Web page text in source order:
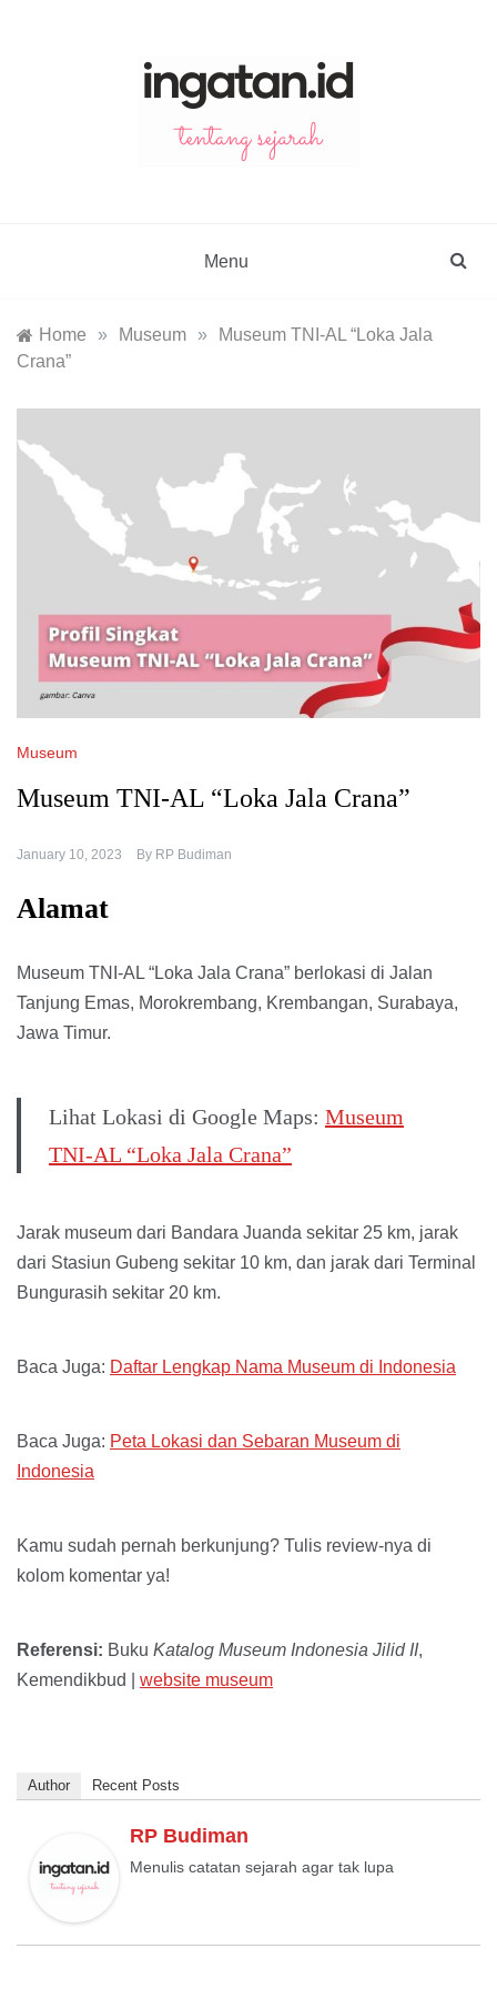
Menu
Home » Museum »
Museum TNI-AL “Loka Jala
Crana”
Museum
Museum TNI-AL “Loka Jala Crana”
January 10, 2023 By RP Budiman
Alamat
Museum TNI-AL “Loka Jala Crana” berlokasi di Jalan
Tanjung Emas, Morokrembang, Krembangan, Surabaya,
Jawa Timur.
Lihat Lokasi di Google Maps: Museum
TNI-AL “Loka Jala Crana”
Jarak museum dari Bandara Juanda sekitar 25 km, jarak
dari Stasiun Gubeng sekitar 10 km, dan jarak dari Terminal
Bungurasih sekitar 20 km.
Baca Juga: Daftar Lengkap Nama Museum di Indonesia
Baca Juga: Peta Lokasi dan Sebaran Museum di
Indonesia
Kamu sudah pernah berkunjung? Tulis review-nya di
kolom komentar ya!
Referensi: Buku Katalog Museum Indonesia Jilid II,
Kemendikbud | website museum
Author Recent Posts
RP Budiman
Menulis catatan sejarah agar tak lupa